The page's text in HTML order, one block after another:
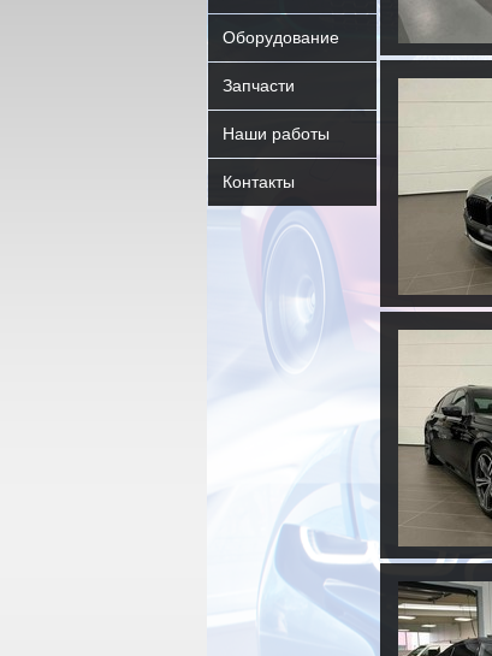
Оборудование
Запчасти
Наши работы
Контакты